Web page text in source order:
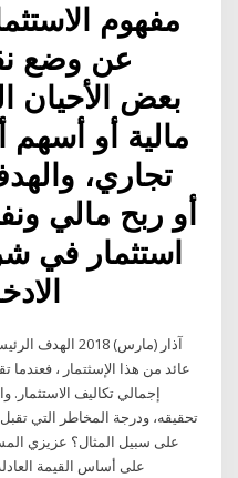
مفهوم
عن وضع
بعض الأحيان
مالية أو
تجاري،
أو ربح مالي
استثمار في
عائد من هذا الإسثتمار ، فعندما
إجمالي تكاليف الاستثمار.
تحقيقه، ودرجة المخاطر التي
على سبيل المثال؟ عزيزي
على أساس القيمة